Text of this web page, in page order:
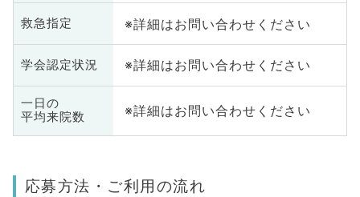
救急指定 ※詳細はお問い合わせください
学会認定状況 ※詳細はお問い合わせください
一日の
平均来院数
※詳細はお問い合わせください
応募方法・ご利用の流れ